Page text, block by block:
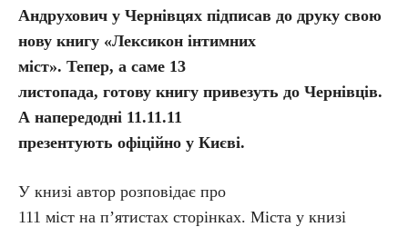
Андрухович у Чернівцях підписав до друку свою
нову книгу «Лексикон інтимних
міст». Тепер, а саме 13
листопада, готову книгу привезуть до Чернівців.
А напередодні 11.11.11
презентують офіційно у Києві.
У книзі автор розповідає про
111 міст на п’ятистах сторінках. Міста у книзі